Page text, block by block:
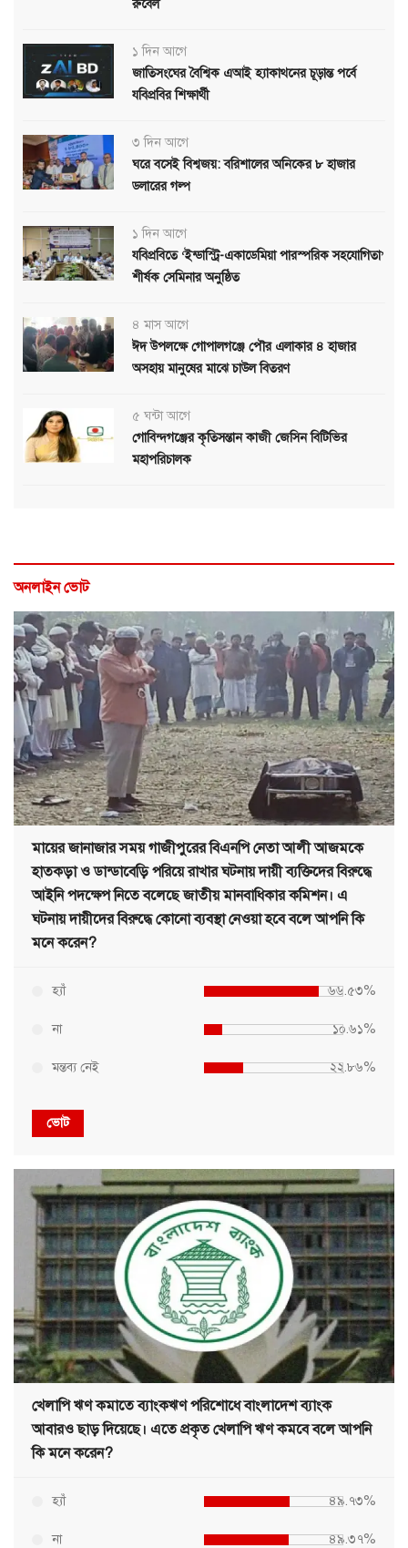
রুবেল
১ দিন আগে
জাতিসংঘের বৈশ্বিক এআই হ্যাকাথনের চূড়ান্ত পর্বে
যবিপ্রবির শিক্ষার্থী
৩ দিন আগে
ঘরে বসেই বিশ্বজয়: বরিশালের অনিকের ৮ হাজার
ডলারের গল্প
১ দিন আগে
যবিপ্রবিতে ‘ইন্ডাস্ট্রি-একাডেমিয়া পারস্পরিক সহযোগিতা’
শীর্ষক সেমিনার অনুষ্ঠিত
৪ মাস আগে
ঈদ উপলক্ষে গোপালগঞ্জে পৌর এলাকার ৪ হাজার
অসহায় মানুষের মাঝে চাউল বিতরণ
৫ ঘন্টা আগে
গোবিন্দগঞ্জের কৃতিসন্তান কাজী জেসিন বিটিভির
মহাপরিচালক
অনলাইন ভোট
মায়ের জানাজার সময় গাজীপুরের বিএনপি নেতা আলী আজমকে
হাতকড়া ও ডান্ডাবেড়ি পরিয়ে রাখার ঘটনায় দায়ী ব্যক্তিদের বিরুদ্ধে
আইনি পদক্ষেপ নিতে বলেছে জাতীয় মানবাধিকার কমিশন। এ
ঘটনায় দায়ীদের বিরুদ্ধে কোনো ব্যবস্থা নেওয়া হবে বলে আপনি কি
মনে করেন?
হ্যাঁ ৬৬.৫৩%
না ১০.৬১%
মন্তব্য নেই ২২.৮৬%
ভোট
খেলাপি ঋণ কমাতে ব্যাংকঋণ পরিশোধে বাংলাদেশ ব্যাংক
আবারও ছাড় দিয়েছে। এতে প্রকৃত খেলাপি ঋণ কমবে বলে আপনি
কি মনে করেন?
হ্যাঁ ৪৯.৭৩%
না ৪৯.৩৭%